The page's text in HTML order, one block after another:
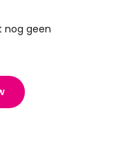
nog geen